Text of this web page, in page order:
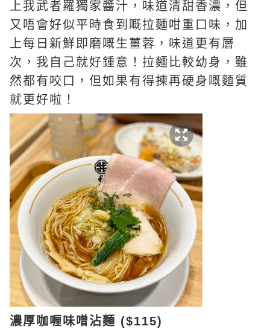
上我武者羅獨家醬汁，味道清甜香濃，但
又唔會好似平時食到嘅拉麵咁重口味，加
上每日新鮮即磨嘅生薑蓉，味道更有層
次，我自己就好鍾意！拉麵比較幼身，雖
然都有咬口，但如果有得揀再硬身嘅麵質
就更好啦！
濃厚咖喱味噌沾麵 ($115)